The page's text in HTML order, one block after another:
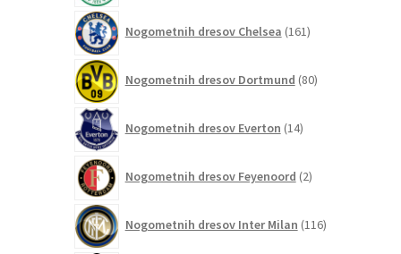
Nogometnih dresov Chelsea 161izdelkov
Nogometnih dresov Dortmund 80izdelkov
Nogometnih dresov Everton 14izdelkov
Nogometnih dresov Feyenoord 2izdelka
Nogometnih dresov Inter Milan 116izdelkov